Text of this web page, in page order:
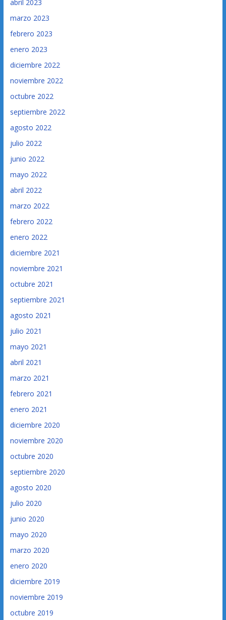
abril 2023
marzo 2023
febrero 2023
enero 2023
diciembre 2022
noviembre 2022
octubre 2022
septiembre 2022
agosto 2022
julio 2022
junio 2022
mayo 2022
abril 2022
marzo 2022
febrero 2022
enero 2022
diciembre 2021
noviembre 2021
octubre 2021
septiembre 2021
agosto 2021
julio 2021
mayo 2021
abril 2021
marzo 2021
febrero 2021
enero 2021
diciembre 2020
noviembre 2020
octubre 2020
septiembre 2020
agosto 2020
julio 2020
junio 2020
mayo 2020
marzo 2020
enero 2020
diciembre 2019
noviembre 2019
octubre 2019